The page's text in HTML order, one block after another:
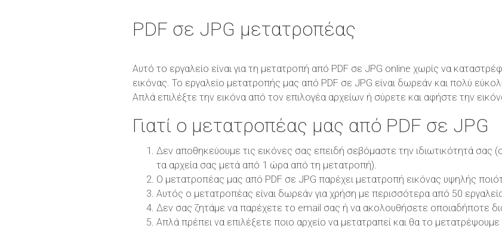
PDF σε JPG μετατροπέας
Αυτό το εργαλείο είναι για τη μετατροπή από PDF σε JPG online χωρίς να
εικόνας. Το εργαλείο μετατροπής μας από PDF σε JPG είναι δωρεάν και πολύ
Απλά επιλέξτε την εικόνα από τον επιλογέα αρχείων ή σύρετε και αφήστε την
Γιατί ο μετατροπέας μας από PDF σε JPG
Δεν αποθηκεύουμε τις εικόνες σας επειδή σεβόμαστε την ιδιωτικότητά σας
τα αρχεία σας μετά από 1 ώρα από τη μετατροπή).
Ο μετατροπέας μας από PDF σε JPG παρέχει μετατροπή εικόνας υψηλής
Αυτός ο μετατροπέας είναι δωρεάν για χρήση με περισσότερα από 50
Δεν σας ζητάμε να παρέχετε το email σας ή να ακολουθήσετε οποιαδήποτε
Απλά πρέπει να επιλέξετε ποιο αρχείο να μετατραπεί και θα το μετατρέψουμε